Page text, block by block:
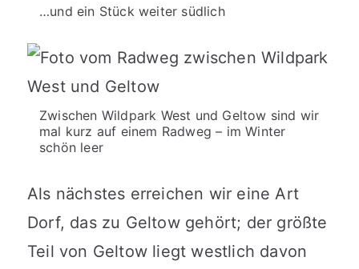
…und ein Stück weiter südlich
Zwischen Wildpark West und Geltow sind wir
mal kurz auf einem Radweg – im Winter
schön leer
Als nächstes erreichen wir eine Art
Dorf, das zu Geltow gehört; der größte
Teil von Geltow liegt westlich davon